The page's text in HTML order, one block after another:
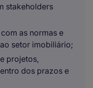
stakeholders
as normas e
setor imobiliário;
projetos,
dos prazos e